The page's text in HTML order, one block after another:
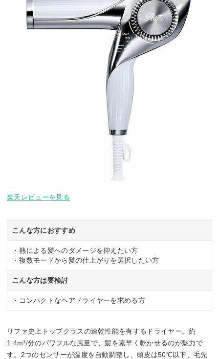
楽天レビューを見る
こんな方におすすめ
・熱による髪へのダメージを抑えたい方
・複数モードから髪の仕上がりを選択したい方
こんな方は要検討
・コンパクトなヘアドライヤーを求める方
リファ史上トップクラスの速乾性能を有するドライヤー。約
1.4m³/分のパワフルな風量で、髪を素早く乾かせるのが魅力で
す。2つのセンサーが温度を自動調整し、頭皮は50℃以下、毛先